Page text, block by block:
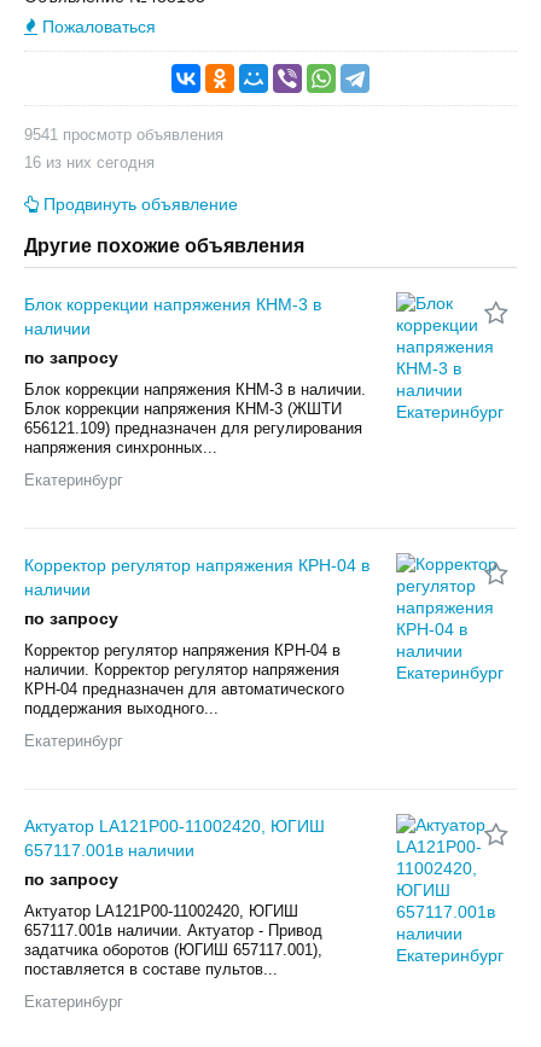
Пожаловаться
9541 просмотр объявления
16 из них сегодня
Продвинуть объявление
Другие похожие объявления
Блок коррекции напряжения КНМ-3 в
наличии
по запросу
Блок коррекции напряжения КНМ-3 в наличии.
Блок коррекции напряжения КНМ-3 (ЖШТИ
656121.109) предназначен для регулирования
напряжения синхронных...
Екатеринбург
Корректор регулятор напряжения КРН-04 в
наличии
по запросу
Корректор регулятор напряжения КРН-04 в
наличии. Корректор регулятор напряжения
КРН-04 предназначен для автоматического
поддержания выходного...
Екатеринбург
Актуатор LA121P00-11002420, ЮГИШ
657117.001в наличии
по запросу
Актуатор LA121P00-11002420, ЮГИШ
657117.001в наличии. Актуатор - Привод
задатчика оборотов (ЮГИШ 657117.001),
поставляется в составе пультов...
Екатеринбург